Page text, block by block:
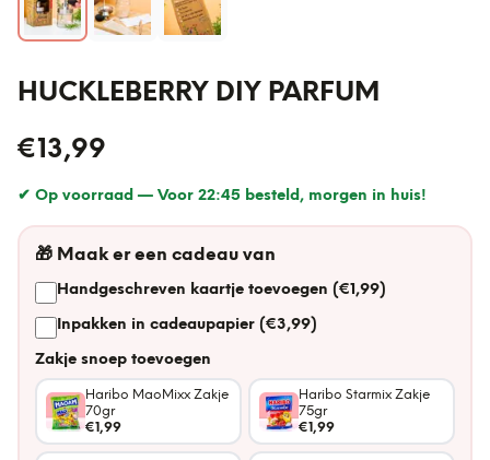
HUCKLEBERRY DIY PARFUM
€13,99
✔ Op voorraad — Voor 22:45 besteld, morgen in huis!
🎁 Maak er een cadeau van
Handgeschreven kaartje toevoegen (€1,99)
Inpakken in cadeaupapier (€3,99)
Zakje snoep toevoegen
Haribo MaoMixx Zakje
70gr
€1,99
Haribo Starmix Zakje
75gr
€1,99